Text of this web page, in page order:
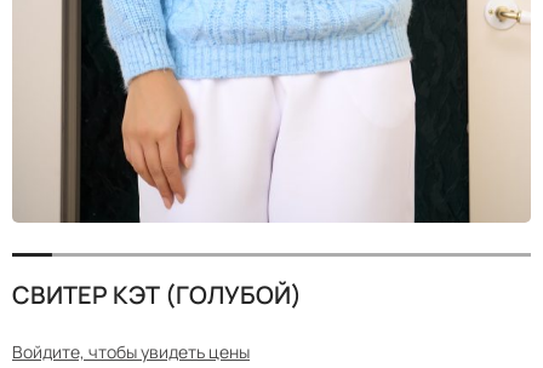
СВИТЕР КЭТ (ГОЛУБОЙ)
Войдите, чтобы увидеть цены